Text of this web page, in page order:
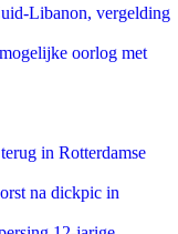
Libanon, vergelding
oorlog met
in Rotterdamse
na dickpic in